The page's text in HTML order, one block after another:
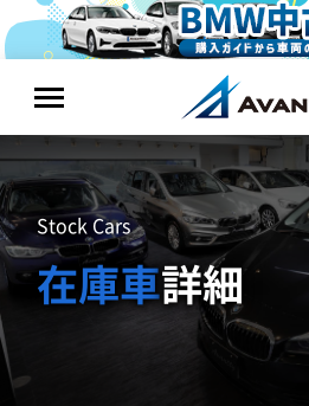
Stock Cars
在庫車詳細